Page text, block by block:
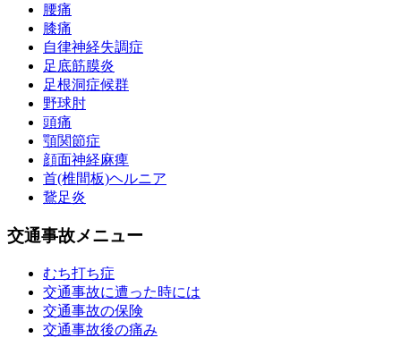
腰痛
膝痛
自律神経失調症
足底筋膜炎
足根洞症候群
野球肘
頭痛
顎関節症
顔面神経麻痺
首(椎間板)ヘルニア
鵞足炎
交通事故メニュー
むち打ち症
交通事故に遭った時には
交通事故の保険
交通事故後の痛み